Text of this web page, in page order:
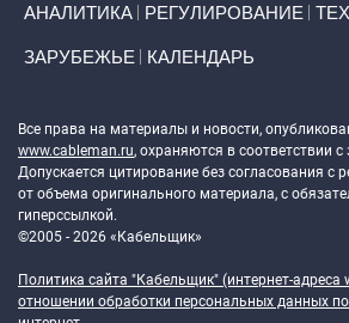
АНАЛИТИКА РЕГУЛИРОВАНИЕ
ЗАРУБЕЖЬЕ КАЛЕНДАРЬ
Все права на материалы и новости,
www.cableman.ru, охраняются в соответствии
Допускается цитирование без согласования с
от объема оригинального материала, с
гиперссылкой.
©2005 - 2026 «Кабельщик»
Политика сайта "Кабельщик" (интернет-адреса
отношении обработки персональных данных